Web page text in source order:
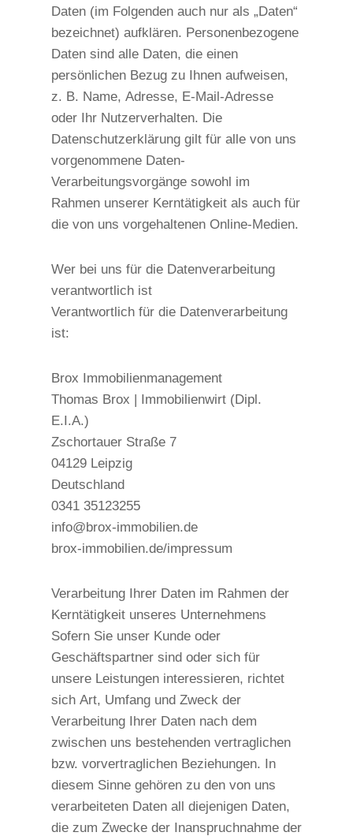
Daten (im Folgenden auch nur als „Daten“
bezeichnet) aufklären. Personenbezogene
Daten sind alle Daten, die einen
persönlichen Bezug zu Ihnen aufweisen,
z. B. Name, Adresse, E-Mail-Adresse
oder Ihr Nutzerverhalten. Die
Datenschutzerklärung gilt für alle von uns
vorgenommene Daten-
Verarbeitungsvorgänge sowohl im
Rahmen unserer Kerntätigkeit als auch für
die von uns vorgehaltenen Online-Medien.
Wer bei uns für die Datenverarbeitung
verantwortlich ist
Verantwortlich für die Datenverarbeitung
ist:
Brox Immobilienmanagement
Thomas Brox | Immobilienwirt (Dipl.
E.I.A.)
Zschortauer Straße 7
04129 Leipzig
Deutschland
0341 35123255
info@brox-immobilien.de
brox-immobilien.de/impressum
Verarbeitung Ihrer Daten im Rahmen der
Kerntätigkeit unseres Unternehmens
Sofern Sie unser Kunde oder
Geschäftspartner sind oder sich für
unsere Leistungen interessieren, richtet
sich Art, Umfang und Zweck der
Verarbeitung Ihrer Daten nach dem
zwischen uns bestehenden vertraglichen
bzw. vorvertraglichen Beziehungen. In
diesem Sinne gehören zu den von uns
verarbeiteten Daten all diejenigen Daten,
die zum Zwecke der Inanspruchnahme der